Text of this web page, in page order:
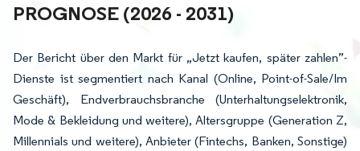
ROGNOSE (2026 - 2031)
Der Bericht über den Markt für „Jetzt kaufen, später zahlen”-
Dienste ist segmentiert nach Kanal (Online, Point-of-Sale/Im
Geschäft), Endverbrauchsbranche (Unterhaltungselektronik,
Mode & Bekleidung und weitere), Altersgruppe (Generation Z,
Millennials und weitere), Anbieter (Fintechs, Banken, Sonstige)